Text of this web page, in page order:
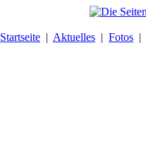
Startseite | Aktuelles | Fotos |